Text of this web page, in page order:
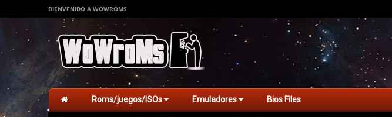
BIENVENIDO A WOWROMS
Roms/juegos/ISOs Emuladores Bios Files